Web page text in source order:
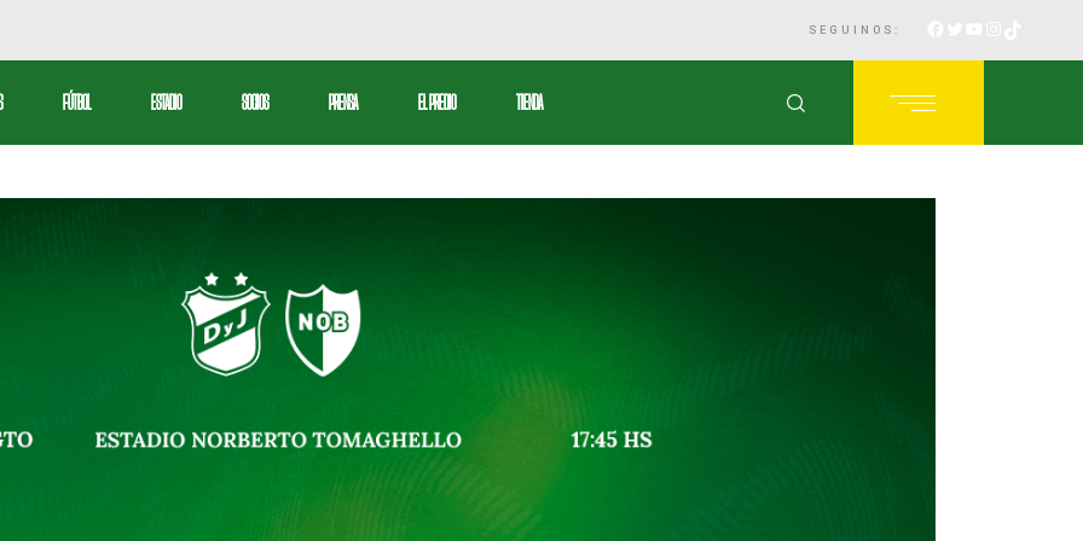
SEGUINOS:
FÚTBOL
Fútbol Femenino
ESTADIO SOCIOS PRENSA EL PREDIO TIENDA
Profesional